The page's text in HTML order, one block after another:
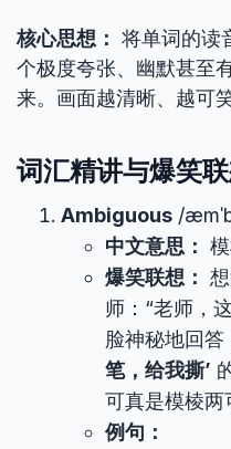
核心思想： 将单词的读
个极度夸张、幽默甚至
来。画面越清晰、越可
词汇精讲与爆笑联
Ambiguous /
中文意思：
爆笑联想：
师：“老师，
脸神秘地回
笔，给我撕’
可真是模棱两
例句：